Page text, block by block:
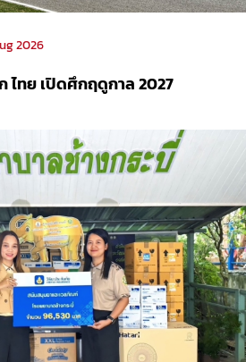
2026
ไทย เปิดศึกฤดูกาล 2027